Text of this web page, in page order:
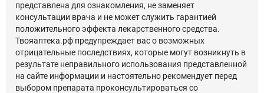
представлена для ознакомления, не заменяет
консультации врача и не может служить гарантией
положительного эффекта лекарственного средства.
Твояаптека.рф предупреждает вас о возможных
отрицательные последствиях, которые могут возникнуть в
результате неправильного использования представленной
на сайте информации и настоятельно рекомендует перед
выбором препарата проконсультироваться со